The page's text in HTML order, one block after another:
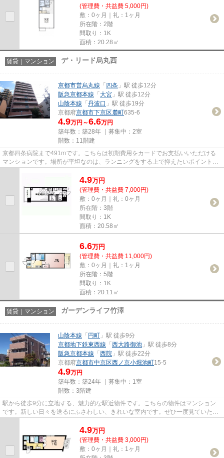
(管理費・共益費 5,000円)
敷：0ヶ月｜礼：1ヶ月
所在階：2階
間取り：1K
面積：20.28㎡
賃貸｜マンション デ・リード烏丸西
京都市営烏丸線 「 四条 」駅 徒歩12分
阪急京都本線 「 大宮 」駅 徒歩12分
山陰本線 「 丹波口 」駅 徒歩19分
京都府京都市下京区麓町635-6
4.9万円～6.6万円
築年数：築28年 ｜募集中： 2室
階数：11階建
京都四条病院まで491mです。こちらは初期費用をカードでお支払いいただける
マンションです。場所が平坦なのは、ランニングをする上で抑えたいポイントで
4.9万円
(管理費・共益費 7,000円)
敷：0ヶ月｜礼：0ヶ月
所在階：3階
間取り：1K
面積：20.58㎡
6.6万円
(管理費・共益費 11,000円)
敷：0ヶ月｜礼：1ヶ月
所在階：5階
間取り：1K
面積：20.11㎡
賃貸｜マンション ガーデンライフ竹澤
山陰本線 「 円町 」駅 徒歩9分
京都地下鉄東西線 「 西大路御池 」駅 徒歩8分
阪急京都本線 「 西院 」駅 徒歩22分
京都府京都市中京区西ノ京小堀池町15-5
4.9万円
築年数：築24年 ｜募集中： 1室
階数：3階建
駅から徒歩9分に立地する、魅力的な駅近物件です。こちらの物件はマンション
です。新しい日々を送るにふさわしい、きれいな室内です。ぜひ一度見ていただ
4.9万円
(管理費・共益費 3,000円)
敷：0ヶ月｜礼：1ヶ月